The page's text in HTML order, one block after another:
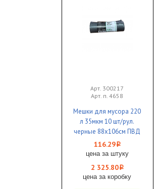
Арт. 300217
Арт. п. 4658
Мешки для мусора 220
л 35мкм 10 шт/рул.
черные 88х106см ПВД
"ЭКО" 1/20 КБ
116.29i
цена за штуку
2 325.80i
цена за коробку